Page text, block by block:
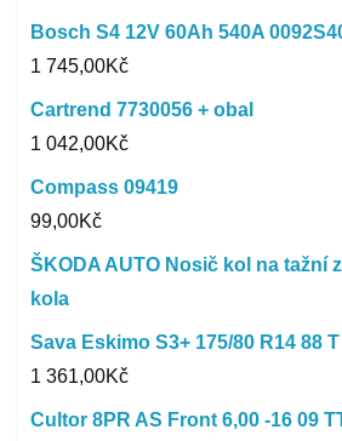
Bosch S4 12V 60Ah 540A
1 745,00Kč
Cartrend 7730056 + obal
1 042,00Kč
Compass 09419
99,00Kč
ŠKODA AUTO Nosič kol na tažní
kola
Sava Eskimo S3+ 175/80 R14 88 T
1 361,00Kč
Cultor 8PR AS Front 6,00 -16 09